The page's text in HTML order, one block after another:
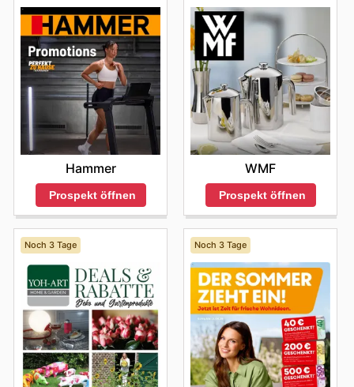
Hammer
Prospekt öffnen
WMF
Prospekt öffnen
Noch 3 Tage Noch 3 Tage